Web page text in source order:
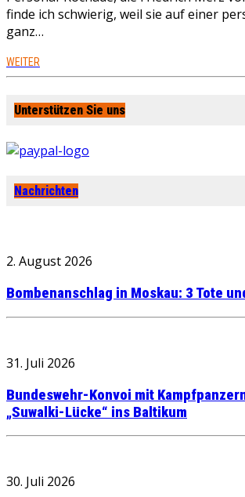
finde ich schwierig, weil sie auf einer
ganz…
WEITER
Unterstützen Sie uns
Nachrichten
2. August 2026
Bombenanschlag in Moskau: 3 Tote
31. Juli 2026
Bundeswehr-Konvoi mit
„Suwalki-Lücke“ ins Baltikum
30. Juli 2026